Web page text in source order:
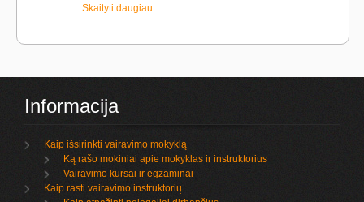
Skaityti daugiau
Informacija
Kaip išsirinkti vairavimo mokyklą
Ką rašo mokiniai apie mokyklas ir instruktorius
Vairavimo kursai ir egzaminai
Kaip rasti vairavimo instruktorių